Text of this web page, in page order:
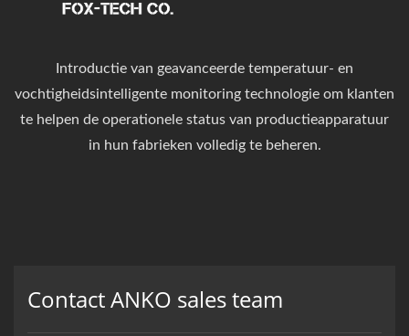
Introductie van geavanceerde temperatuur- en
vochtigheidsintelligente monitoring technologie om klanten
te helpen de operationele status van productieapparatuur
in hun fabrieken volledig te beheren.